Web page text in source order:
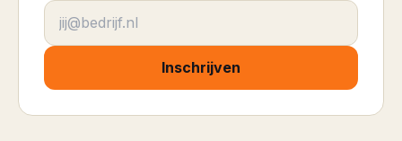
E-mailadres
Inschrijven